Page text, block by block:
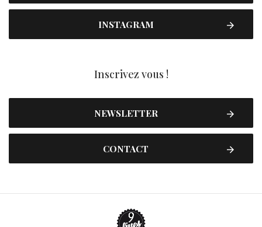
INSTAGRAM
Inscrivez vous !
NEWSLETTER
CONTACT